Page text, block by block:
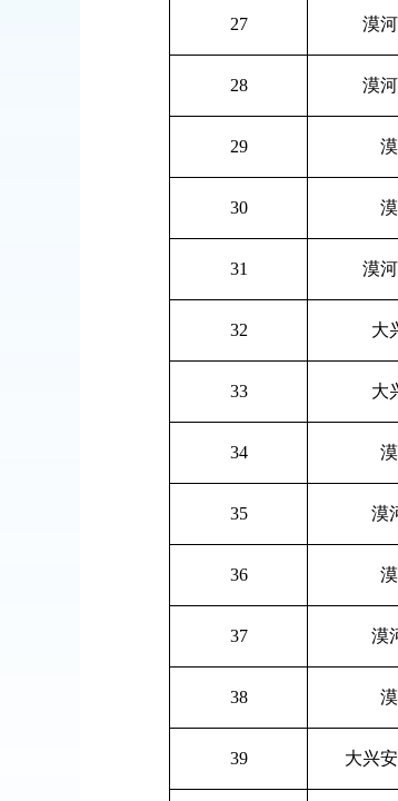
27 漠
28 漠
29
30
31 漠
32 大
33 大
34
35 漠
36
37 漠
38
39 大兴